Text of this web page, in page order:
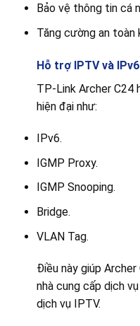
Bảo vệ thông tin cá
Tăng cường an toàn
Hỗ trợ IPTV và IPv6
TP-Link Archer C24
hiện đại như:
IPv6.
IGMP Proxy.
IGMP Snooping.
Bridge.
VLAN Tag.
Điều này giúp
nhà cung cấp dịch
dịch vụ IPTV.